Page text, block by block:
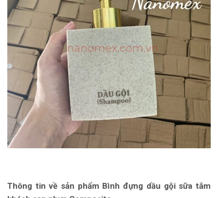
Thông tin về sản phẩm Bình đựng dầu gội sữa tắm